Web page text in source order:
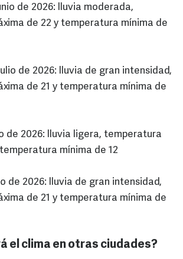
de 2026: lluvia moderada,
de 22 y temperatura mínima de
de 2026: lluvia de gran intensidad,
de 21 y temperatura mínima de
de 2026: lluvia ligera, temperatura
mínima de 12
de 2026: lluvia de gran intensidad,
de 21 y temperatura mínima de
el clima en otras ciudades?